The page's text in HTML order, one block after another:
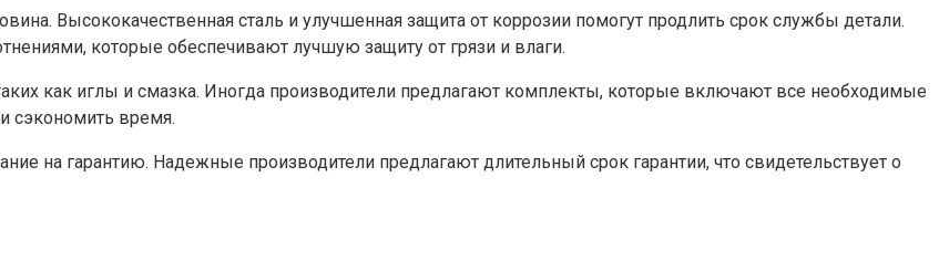
Высококачественная сталь и улучшенная защита от коррозии помогут продлить срок службы детали.
которые обеспечивают лучшую защиту от грязи и влаги.
как иглы и смазка. Иногда производители предлагают комплекты, которые включают все необходимые
сэкономить время.
на гарантию. Надежные производители предлагают длительный срок гарантии, что свидетельствует о